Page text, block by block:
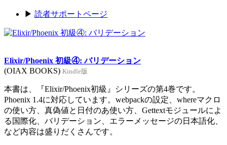
▶ 読者サポートページ
Elixir/Phoenix 初級④: バリデーション
(OIAX BOOKS) Kindle版
本書は、『Elixir/Phoenix初級』シリーズの第4巻です。
Phoenix 1.4に対応しています。webpackの設定、whereマクロ
の使い方、真偽値と日付のあ使い方、Gettextモジュールによ
る国際化、バリデーション、エラーメッセージの日本語化、
など内容は盛りだくさんです。